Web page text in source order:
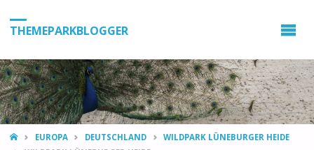
THEMEPARKBLOGGER
HOMEEUROPA DEUTSCHLAND
WILDPARK LÜNEBURGER HEIDE